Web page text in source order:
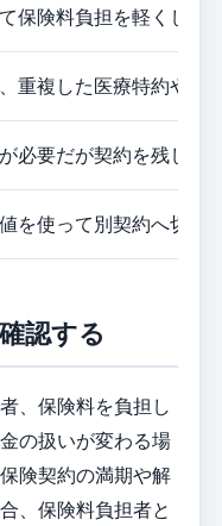
保険料負担を軽くした
重複した医療特約や家
必要だが契約を残した
を使って別契約へ切り
認する
、保険料を負担し
の扱いが変わる場
険契約の満期や解
、保険料負担者と